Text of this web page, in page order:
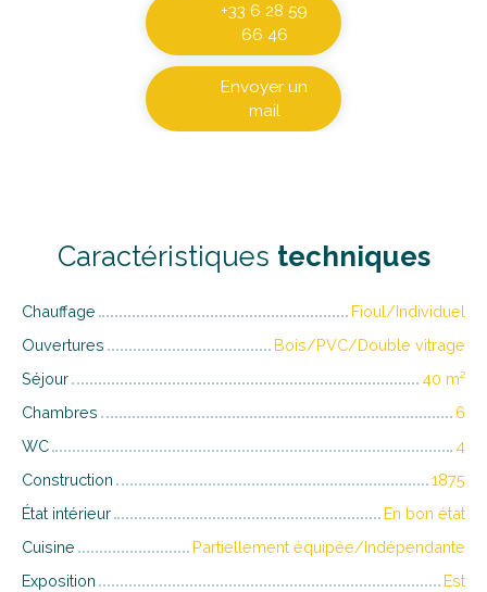
+33 6 28 59
66 46
Envoyer un
mail
Caractéristiques techniques
Chauffage
Fioul/Individuel
Ouvertures
Bois/PVC/Double vitrage
Séjour
40 m²
Chambres
6
WC
4
Construction
1875
État intérieur
En bon état
Cuisine
Partiellement équipée/Indépendante
Exposition
Est